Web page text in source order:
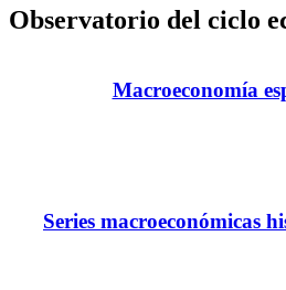
Observatorio del ciclo
Macroeconomía
Series macroeconómicas